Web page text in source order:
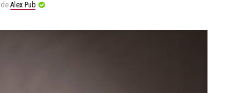
de Alex Pub